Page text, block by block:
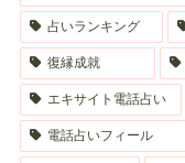
占いランキング
復縁成就
エキサイト電話占い
電話占いフィール